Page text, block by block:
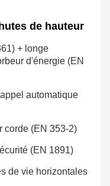
de hauteur
+ longe
d'énergie (EN
automatique
corde (EN 353-2)
(EN 1891)
de vie horizontales